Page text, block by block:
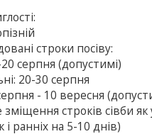
строки посіву:
серпня (допустимі)
20-30 серпня
- 10 вересня
строків сівби як
і ранніх на 5-10 днів)